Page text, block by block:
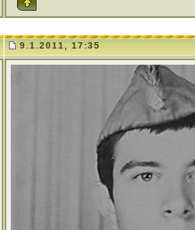
9.1.2011, 17:35